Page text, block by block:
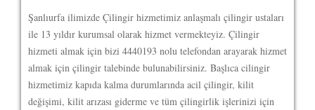
Şanlıurfa ilimizde Çilingir hizmetimiz anlaşmalı çilingir ustaları
ile 13 yıldır kurumsal olarak hizmet vermekteyiz. Çilingir
hizmeti almak için bizi 4440193 nolu telefondan arayarak hizmet
almak için çilingir talebinde bulunabilirsiniz. Başlıca cilingir
hizmetimiz kapıda kalma durumlarında acil çilingir, kilit
değişimi, kilit arızası giderme ve tüm çilingirlik işlerinizi için